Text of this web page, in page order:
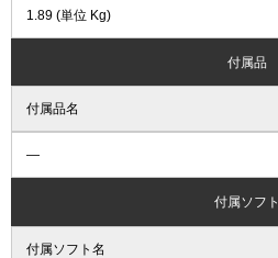
1.89 (単位 Kg)
付属品
付属品名
―
付属ソフト
付属ソフト名